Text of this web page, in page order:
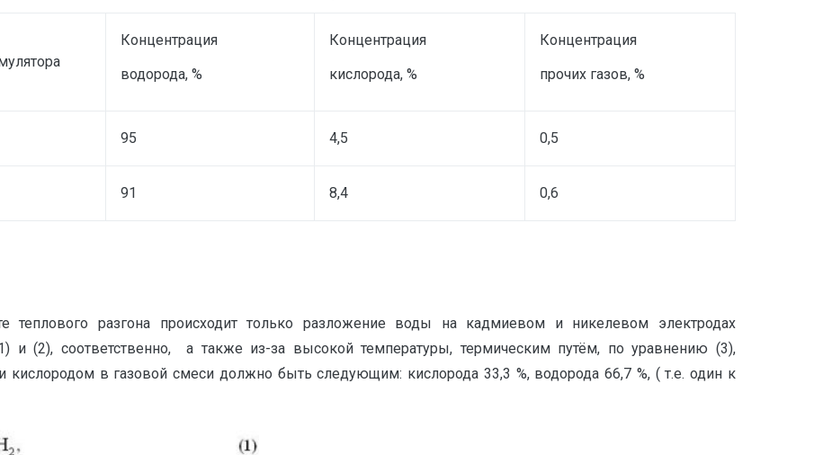
Концентрация
водорода, %
Концентрация
кислорода, %
Концентрация
прочих газов, %
95 4,5 0,5
91 8,4 0,6
теплового разгона происходит только разложение воды на кадмиевом и никелевом электродах
и (2), соответственно, а также из-за высокой температуры, термическим путём, по уравнению (3),
в газовой смеси должно быть следующим: кислорода 33,3 %, водорода 66,7 %, ( т.е. один к